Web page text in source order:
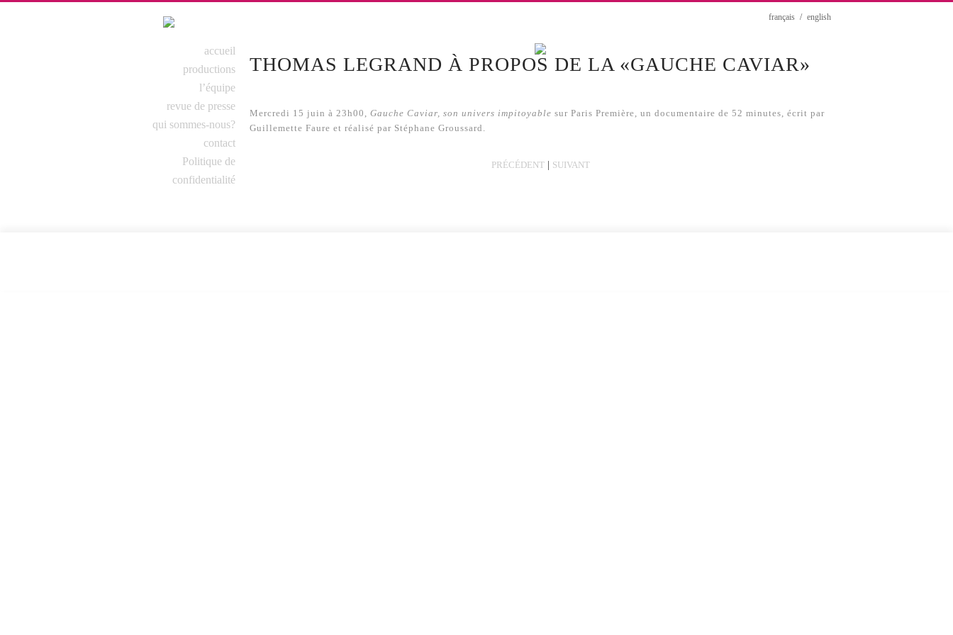
français / english
MENU PRINCIPAL Aller au contenu
principal
Aller au contenu
secondaire
accueil
productions
l’équipe
revue de presse
qui sommes-nous?
contact
Politique de
confidentialité
THOMAS LEGRAND À PROPOS DE LA «GAUCHE CAVIAR»
Mercredi 15 juin à 23h00, Gauche Caviar, son univers impitoyable sur Paris Première, un documentaire de 52 minutes, écrit par
Guillemette Faure et réalisé par Stéphane Groussard.
PRÉCÉDENT| SUIVANT